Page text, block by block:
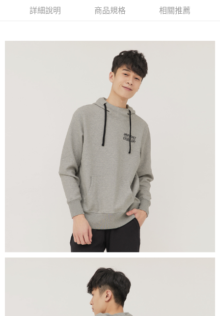
４．使用「AFTEE先享後付」時，將依據個別帳號之用戶狀況，依本公司即
５．嚴禁一人註冊多個帳號或使用他人資訊註冊。若發現惡意使用之情形，
恩沛科技股份有限公司將有權停止該用戶之使用額度並採取法律行動。
每筆NT$80，滿NT$1,200(含以上)免運費
詳細說明 商品規格 相關推薦